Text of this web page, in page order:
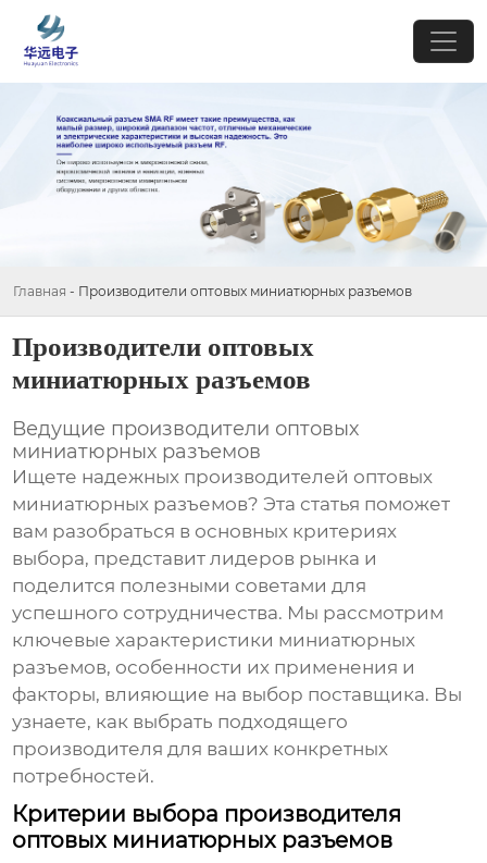
Главная - Производители оптовых миниатюрных разъемов
Производители оптовых
миниатюрных разъемов
Ведущие производители оптовых
миниатюрных разъемов
Ищете надежных производителей оптовых
миниатюрных разъемов? Эта статья поможет
вам разобраться в основных критериях
выбора, представит лидеров рынка и
поделится полезными советами для
успешного сотрудничества. Мы рассмотрим
ключевые характеристики миниатюрных
разъемов, особенности их применения и
факторы, влияющие на выбор поставщика. Вы
узнаете, как выбрать подходящего
производителя для ваших конкретных
потребностей.
Критерии выбора производителя
оптовых миниатюрных разъемов